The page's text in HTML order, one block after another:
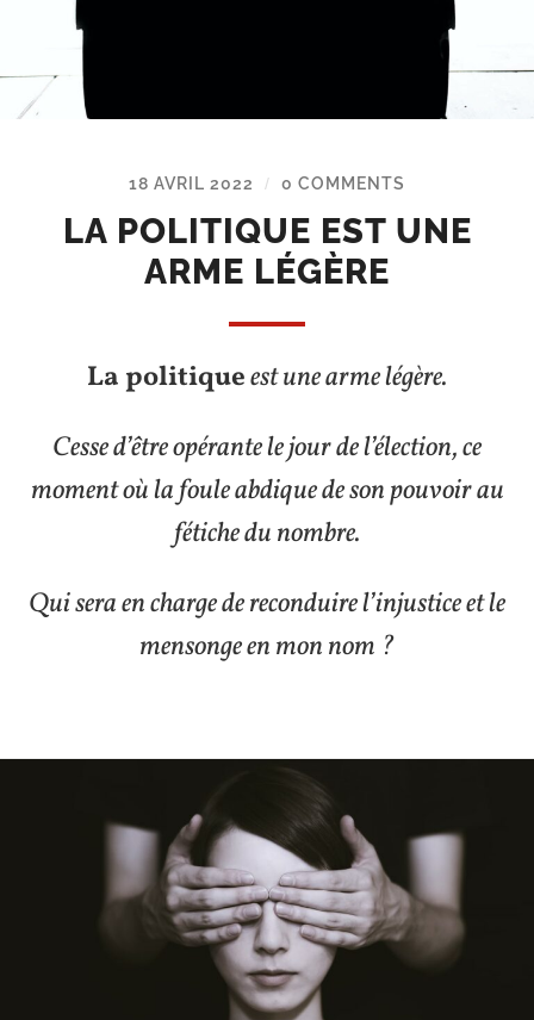
18 AVRIL 2022 / 0 COMMENTS
LA POLITIQUE EST UNE
ARME LÉGÈRE
La politiqueest une arme légère.
Cesse d’être opérante le jour de l’élection, ce
moment où la foule abdique de son pouvoir au
fétiche du nombre.
Qui sera en charge de reconduire l’injustice et le
mensonge en mon nom ?